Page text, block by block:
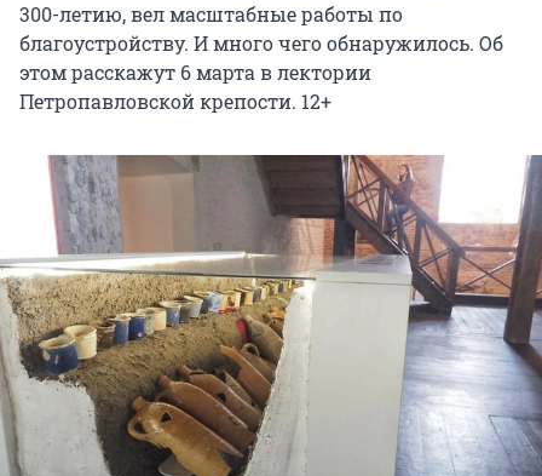
300-летию, вел масштабные работы по
благоустройству. И много чего обнаружилось. Об
этом расскажут 6 марта в лектории
Петропавловской крепости. 12+